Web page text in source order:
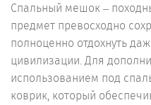
Спальный мешок –
предмет превосходно
полноценно отдохнуть
цивилизации. Для
использованием под
коврик, который